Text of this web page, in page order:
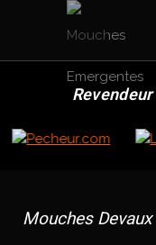
Mouches Devaux